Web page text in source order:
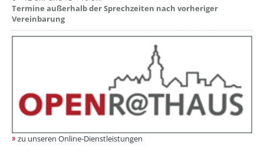
Termine außerhalb der Sprechzeiten nach vorheriger
Vereinbarung
zu unseren Online-Dienstleistungen